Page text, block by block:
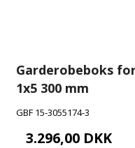
Garderobeboks
1x5 300 mm
GBF 15-3055174-3
3.296,00 DKK